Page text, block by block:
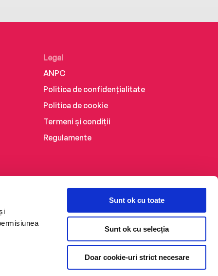
Sunt ok cu toate
Sunt ok cu selecția
Doar cookie-uri strict necesare
Legal
ANPC
Politica de confidențialitate
Politica de cookie
Termeni și condiții
Regulamente